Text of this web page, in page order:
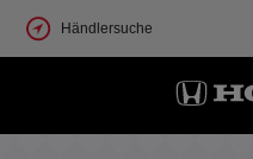
Händlersuche